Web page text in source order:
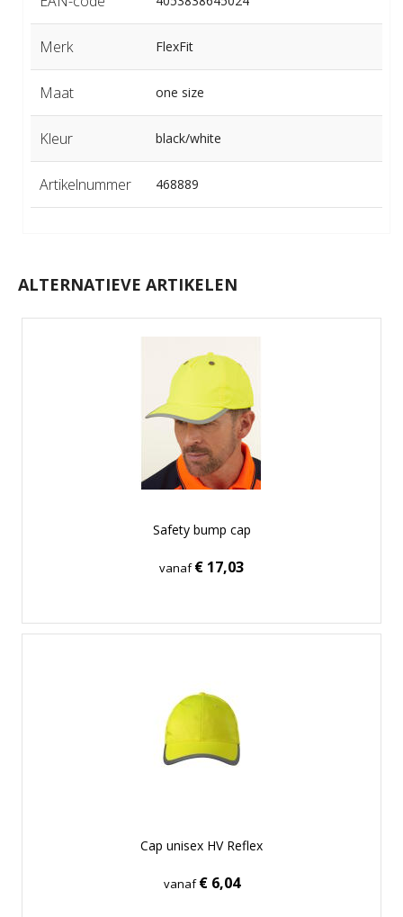
Merk FlexFit
Maat one size
Kleur black/white
Artikelnummer 468889
ALTERNATIEVE ARTIKELEN
Safety bump cap
vanaf€ 17,03
Cap unisex HV Reflex
vanaf€ 6,04